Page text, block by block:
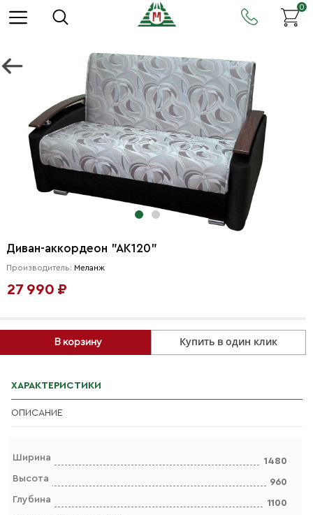
0
Диван-аккордеон "АК120"
Производитель: Меланж
27 990 ₽
В корзину Купить в один клик
ХАРАКТЕРИСТИКИ
ОПИСАНИЕ
Ширина
1480
Высота
960
Глубина
1100